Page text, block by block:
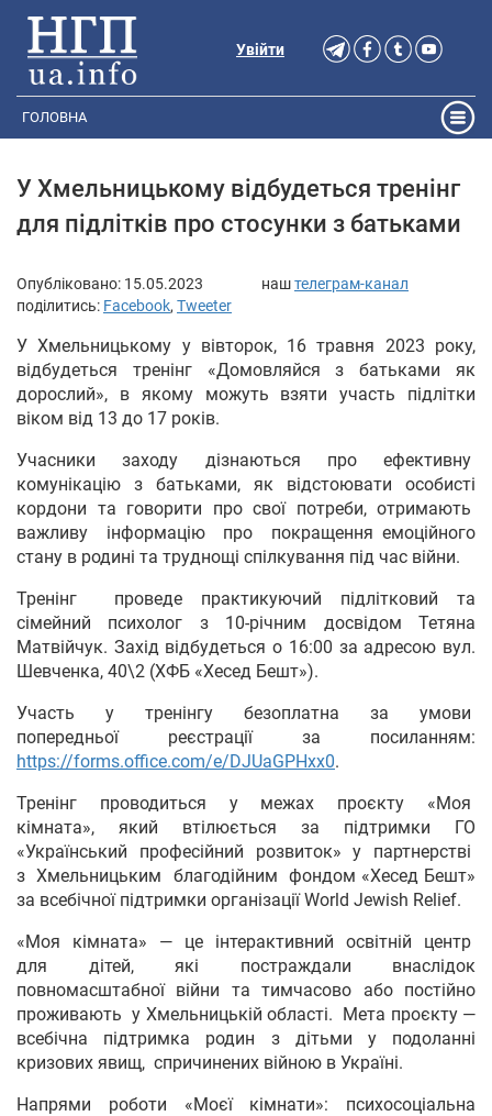
Увійти
ГОЛОВНА
У Хмельницькому відбудеться тренінг
для підлітків про стосунки з батьками
Опубліковано: 15.05.2023 наштелеграм-канал
поділитись: Facebook, Tweeter
У Хмельницькому у вівторок, 16 травня 2023 року,
відбудеться тренінг «Домовляйся з батьками як
дорослий», в якому можуть взяти участь підлітки
віком від 13 до 17 років.
Учасники заходу дізнаються про ефективну
комунікацію з батьками, як відстоювати особисті
кордони та говорити про свої потреби, отримають
важливу інформацію про покращення емоційного
стану в родині та труднощі спілкування під час війни.
Тренінг проведе практикуючий підлітковий та
сімейний психолог з 10-річним досвідом Тетяна
Матвійчук. Захід відбудеться о 16:00 за адресою вул.
Шевченка, 40\2 (ХФБ «Хесед Бешт»).
Участь у тренінгу безоплатна за умови
попередньої реєстрації за посиланням:
https://forms.office.com/e/DJUaGPHxx0.
Тренінг проводиться у межах проєкту «Моя
кімната», який втілюється за підтримки ГО
«Український професійний розвиток» у партнерстві
з Хмельницьким благодійним фондом «Хесед Бешт»
за всебічної підтримки організації World Jewish Relief.
«Моя кімната» — це інтерактивний освітній центр
для дітей, які постраждали внаслідок
повномасштабної війни та тимчасово або постійно
проживають у Хмельницькій області. Мета проєкту —
всебічна підтримка родин з дітьми у подоланні
кризових явищ, спричинених війною в Україні.
Напрями роботи «Моєї кімнати»: психосоціальна